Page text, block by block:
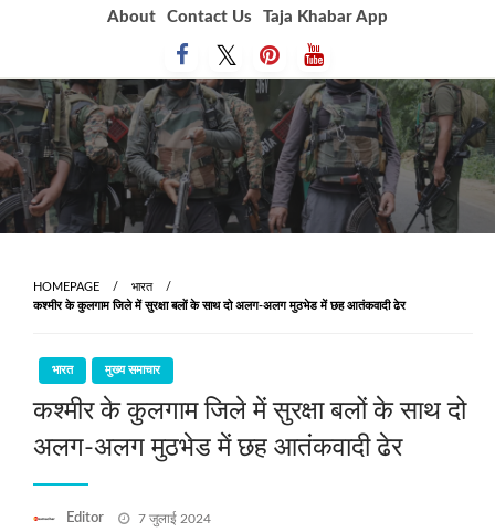
About Contact Us Taja Khabar App
HOMEPAGE
भारत
कश्‍मीर के कुलगाम जिले में सुरक्षा बलों के साथ दो अलग-अलग मुठभेड में छह आतंकवादी ढेर
भारत मुख्य समाचार
कश्‍मीर के कुलगाम जिले में सुरक्षा बलों के साथ दो
अलग-अलग मुठभेड में छह आतंकवादी ढेर
Editor
Posted
7 जुलाई 2024